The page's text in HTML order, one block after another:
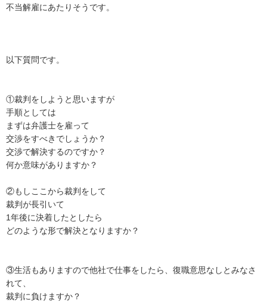
不当解雇にあたりそうです。
以下質問です。
①裁判をしようと思いますが
手順としては
まずは弁護士を雇って
交渉をすべきでしょうか？
交渉で解決するのですか？
何か意味がありますか？
②もしここから裁判をして
裁判が長引いて
1年後に決着したとしたら
どのような形で解決となりますか？
③生活もありますので他社で仕事をしたら、復職意思なしとみなさ
れて、
裁判に負けますか？